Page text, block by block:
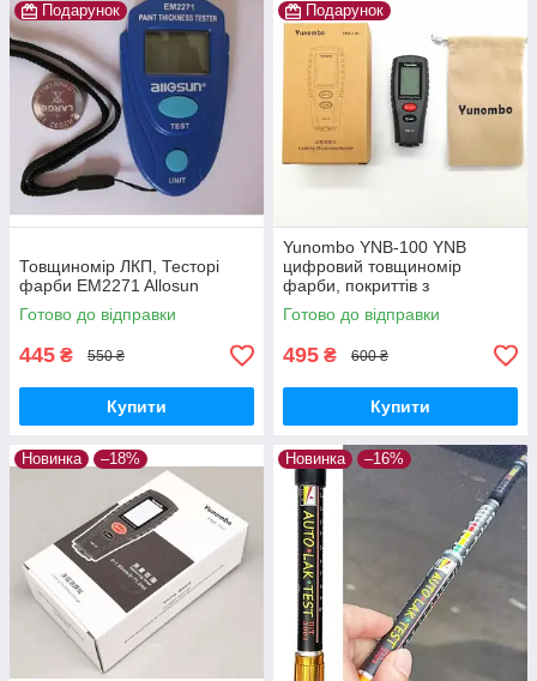
Подарунок
Товщиномір ЛКП, Тесторі
фарби EM2271 Allosun
Готово до відправки
445 ₴ 550 ₴
Купити
Подарунок
Yunombo YNB-100 YNB
цифровий товщиномір
фарби, покриттів з
підсвічуванням, не вимагає
калібрування
Готово до відправки
495 ₴ 600 ₴
Купити
Новинка –18% Новинка –16%